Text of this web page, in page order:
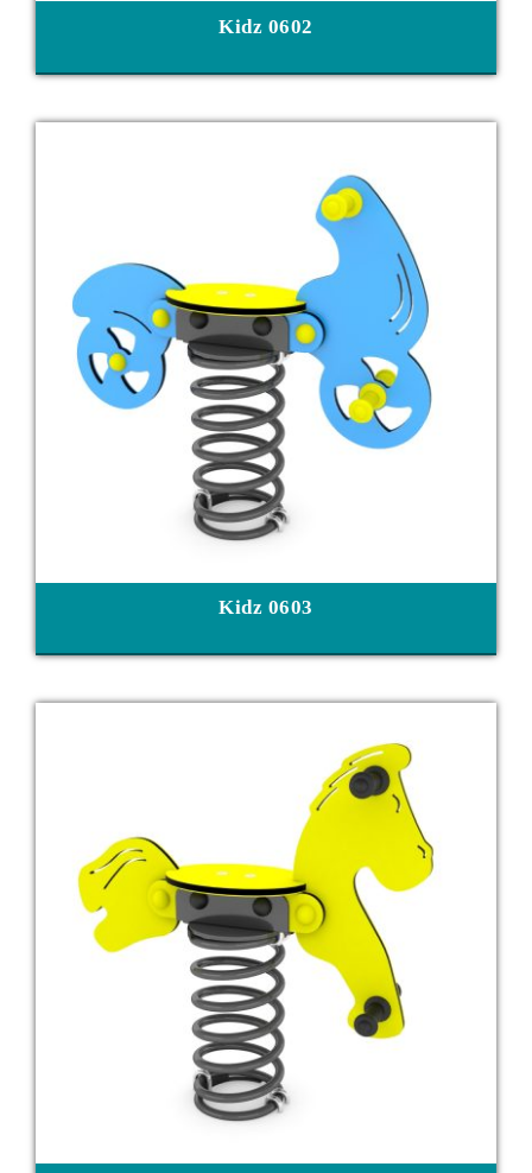
Kidz 0602
Kidz 0603